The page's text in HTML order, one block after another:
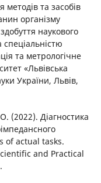
та засобів
організму
наукового
та метрологічне
«Львівська
України, Львів,
(2022). Діагностика
of actual tasks.
and Practical